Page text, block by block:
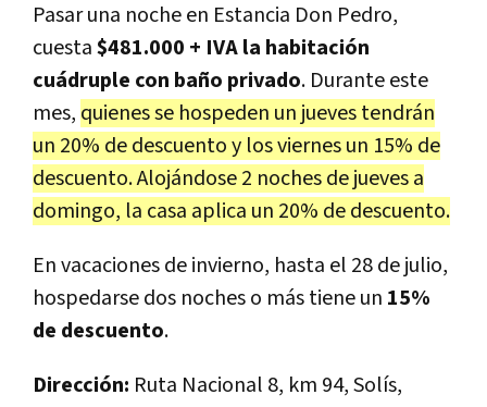
Pasar una noche en Estancia Don Pedro,
cuesta$481.000 + IVA la habitación
cuádruple con baño privado. Durante este
mes, quienes se hospeden un jueves tendrán
un 20% de descuento y los viernes un 15% de
descuento. Alojándose 2 noches de jueves a
domingo, la casa aplica un 20% de descuento.
En vacaciones de invierno, hasta el 28 de julio,
hospedarse dos noches o más tiene un 15%
de descuento.
Dirección: Ruta Nacional 8, km 94, Solís,